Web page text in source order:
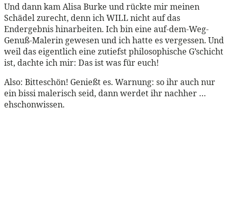
Und dann kam Alisa Burke und rückte mir meinen
Schädel zurecht, denn ich WILL nicht auf das
Endergebnis hinarbeiten. Ich bin eine auf-dem-Weg-
Genuß-Malerin gewesen und ich hatte es vergessen. Und
weil das eigentlich eine zutiefst philosophische G’schicht
ist, dachte ich mir: Das ist was für euch!
Also: Bitteschön! Genießt es. Warnung: so ihr auch nur
ein bissi malerisch seid, dann werdet ihr nachher …
ehschonwissen.